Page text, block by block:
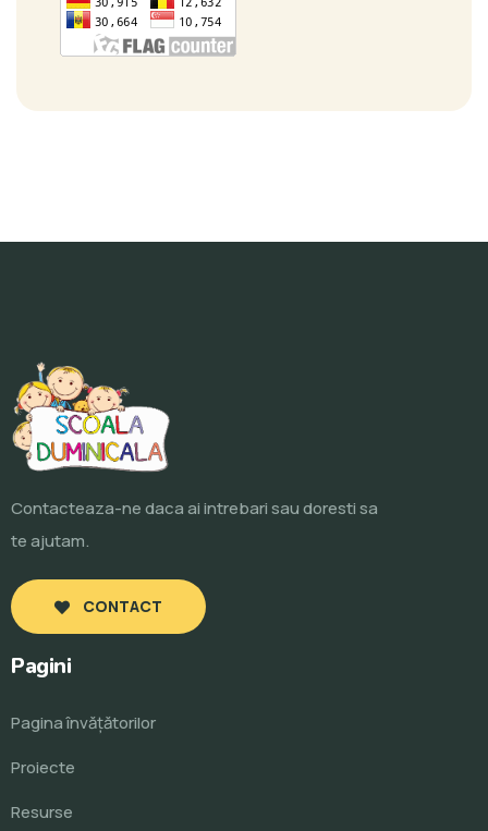
Contacteaza-ne daca ai intrebari sau doresti sa
te ajutam.
CONTACT
Pagini
Pagina învăţătorilor
Proiecte
Resurse